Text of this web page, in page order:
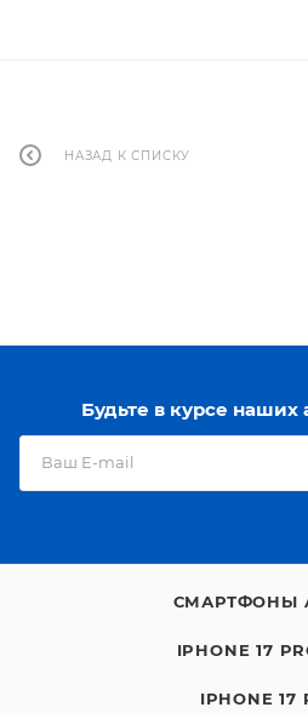
НАЗАД К СПИСКУ
Будьте в курсе наших
СМАРТФОНЫ
IPHONE 17
IPHONE 17